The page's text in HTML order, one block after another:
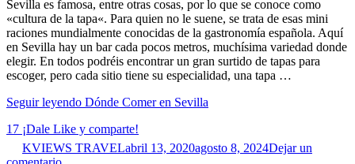
Sevilla es famosa, entre otras cosas, por lo que se conoce como
«cultura de la tapa«. Para quien no le suene, se trata de esas mini
raciones mundialmente conocidas de la gastronomía española. Aquí
en Sevilla hay un bar cada pocos metros, muchísima variedad donde
elegir. En todos podréis encontrar un gran surtido de tapas para
escoger, pero cada sitio tiene su especialidad, una tapa …
Seguir leyendo Dónde Comer en Sevilla
17 ¡Dale Like y comparte!
KVIEWS TRAVELabril 13, 2020agosto 8, 2024Dejar un